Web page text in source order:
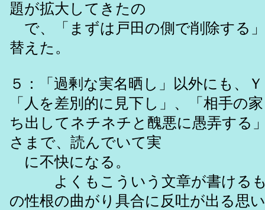
題が拡大してきたの
で、「まずは戸田の側で削除する
替えた。
５：「過剰な実名晒し」以外にも、
「人を差別的に見下し」、「相手の
ち出してネチネチと醜悪に愚弄する
さまで、読んでいて実
に不快になる。
よくもこういう文章が書けるも
の性根の曲がり具合に反吐が出る思い